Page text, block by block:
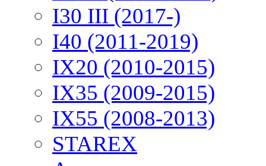
I30 III (2017-)
I40 (2011-2019)
IX20 (2010-2015)
IX35 (2009-2015)
IX55 (2008-2013)
STAREX